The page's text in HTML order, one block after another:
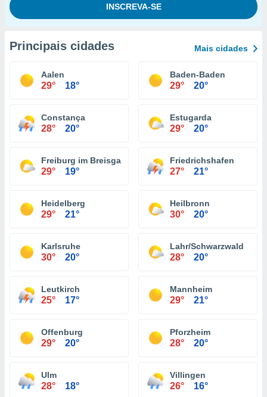
Principais cidades Mais cidades
Aalen
29° 18°
Baden-Baden
29° 20°
Constança
28° 20°
Estugarda
29° 20°
Freiburg im Breisgau
29° 19°
Friedrichshafen
27° 21°
Heidelberg
29° 21°
Heilbronn
30° 20°
Karlsruhe
30° 20°
Lahr/Schwarzwald
28° 20°
Leutkirch
25° 17°
Mannheim
29° 21°
Offenburg
29° 20°
Pforzheim
28° 20°
Ulm
28° 18°
Villingen
26° 16°